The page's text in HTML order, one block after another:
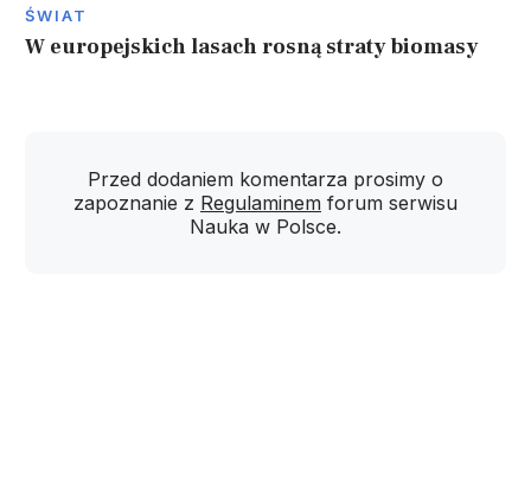
ŚWIAT
W europejskich lasach rosną straty biomasy
Przed dodaniem komentarza prosimy o
zapoznanie z Regulaminem forum serwisu
Nauka w Polsce.